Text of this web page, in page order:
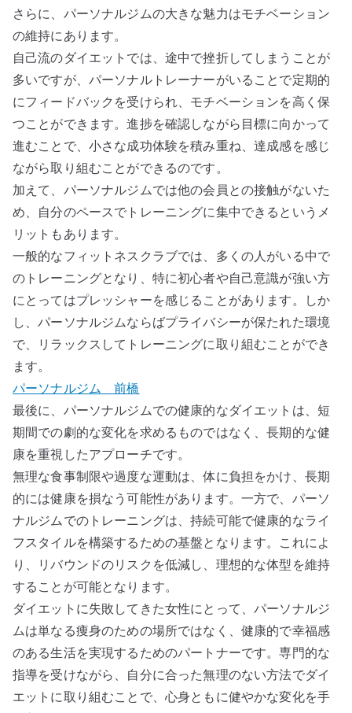
さらに、パーソナルジムの大きな魅力はモチベーション
の維持にあります。
自己流のダイエットでは、途中で挫折してしまうことが
多いですが、パーソナルトレーナーがいることで定期的
にフィードバックを受けられ、モチベーションを高く保
つことができます。進捗を確認しながら目標に向かって
進むことで、小さな成功体験を積み重ね、達成感を感じ
ながら取り組むことができるのです。
加えて、パーソナルジムでは他の会員との接触がないた
め、自分のペースでトレーニングに集中できるというメ
リットもあります。
一般的なフィットネスクラブでは、多くの人がいる中で
のトレーニングとなり、特に初心者や自己意識が強い方
にとってはプレッシャーを感じることがあります。しか
し、パーソナルジムならばプライバシーが保たれた環境
で、リラックスしてトレーニングに取り組むことができ
ます。
パーソナルジム 前橋
最後に、パーソナルジムでの健康的なダイエットは、短
期間での劇的な変化を求めるものではなく、長期的な健
康を重視したアプローチです。
無理な食事制限や過度な運動は、体に負担をかけ、長期
的には健康を損なう可能性があります。一方で、パーソ
ナルジムでのトレーニングは、持続可能で健康的なライ
フスタイルを構築するための基盤となります。これによ
り、リバウンドのリスクを低減し、理想的な体型を維持
することが可能となります。
ダイエットに失敗してきた女性にとって、パーソナルジ
ムは単なる痩身のための場所ではなく、健康的で幸福感
のある生活を実現するためのパートナーです。専門的な
指導を受けながら、自分に合った無理のない方法でダイ
エットに取り組むことで、心身ともに健やかな変化を手